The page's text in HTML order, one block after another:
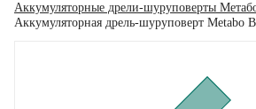
Аккумуляторные дрели-шуруповерты
Аккумуляторная дрель-шуруповерт Metabo